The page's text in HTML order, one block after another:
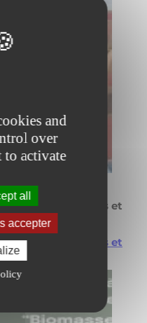
and
over
to activate
all
accepter
vos projets et
vos projets et